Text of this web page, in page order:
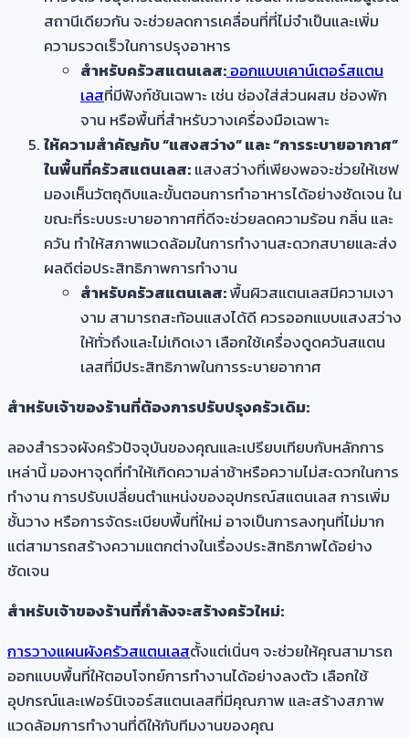
สถานีเดียวกัน จะช่วยลดการเคลื่อนที่ที่ไม่จำเป็นและเพิ่ม
ความรวดเร็วในการปรุงอาหาร
สำหรับครัวสแตนเลส:ออกแบบเคาน์เตอร์สแตน
เลสที่มีฟังก์ชันเฉพาะ เช่น ช่องใส่ส่วนผสม ช่องพัก
จาน หรือพื้นที่สำหรับวางเครื่องมือเฉพาะ
ให้ความสำคัญกับ “แสงสว่าง” และ “การระบายอากาศ”
ในพื้นที่ครัวสแตนเลส:แสงสว่างที่เพียงพอจะช่วยให้เชฟ
มองเห็นวัตถุดิบและขั้นตอนการทำอาหารได้อย่างชัดเจน ใน
ขณะที่ระบบระบายอากาศที่ดีจะช่วยลดความร้อน กลิ่น และ
ควัน ทำให้สภาพแวดล้อมในการทำงานสะดวกสบายและส่ง
ผลดีต่อประสิทธิภาพการทำงาน
สำหรับครัวสแตนเลส:พื้นผิวสแตนเลสมีความเงา
งาม สามารถสะท้อนแสงได้ดี ควรออกแบบแสงสว่าง
ให้ทั่วถึงและไม่เกิดเงา เลือกใช้เครื่องดูดควันสแตน
เลสที่มีประสิทธิภาพในการระบายอากาศ
สำหรับเจ้าของร้านที่ต้องการปรับปรุงครัวเดิม:
ลองสำรวจผังครัวปัจจุบันของคุณและเปรียบเทียบกับหลักการ
เหล่านี้ มองหาจุดที่ทำให้เกิดความล่าช้าหรือความไม่สะดวกในการ
ทำงาน การปรับเปลี่ยนตำแหน่งของอุปกรณ์สแตนเลส การเพิ่ม
ชั้นวาง หรือการจัดระเบียบพื้นที่ใหม่ อาจเป็นการลงทุนที่ไม่มาก
แต่สามารถสร้างความแตกต่างในเรื่องประสิทธิภาพได้อย่าง
ชัดเจน
สำหรับเจ้าของร้านที่กำลังจะสร้างครัวใหม่:
การวางแผนผังครัวสแตนเลสตั้งแต่เนิ่นๆ จะช่วยให้คุณสามารถ
ออกแบบพื้นที่ให้ตอบโจทย์การทำงานได้อย่างลงตัว เลือกใช้
อุปกรณ์และเฟอร์นิเจอร์สแตนเลสที่มีคุณภาพ และสร้างสภาพ
แวดล้อมการทำงานที่ดีให้กับทีมงานของคุณ